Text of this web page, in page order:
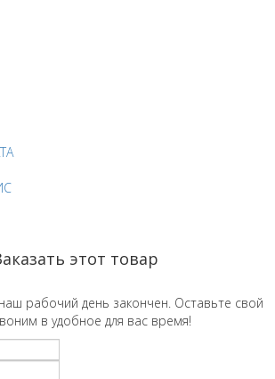
этот товар
рабочий день закончен. Оставьте свой
в удобное для вас время!